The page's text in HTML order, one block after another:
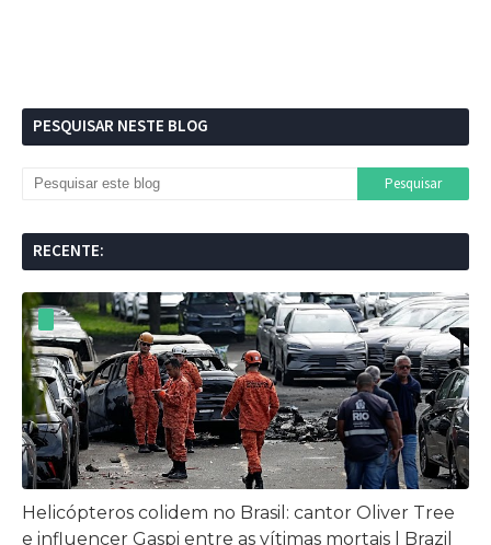
PESQUISAR NESTE BLOG
RECENTE:
Helicópteros colidem no Brasil: cantor Oliver Tree
e influencer Gaspi entre as vítimas mortais | Brazil